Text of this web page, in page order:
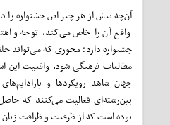
آن‌چه بیش از هر چیز این جشنواره را
واقع آن را خاص می‌کند، توجه و
جشنواره دارد؛ محوری که می‌تواند
مطالعات فرهنگی شود. واقعیت این
جهان شاهد رویکردها و
بین‌رشته‌ای فعالیت می‌کنند که
بوده است که از ظرفیت و ظرافت